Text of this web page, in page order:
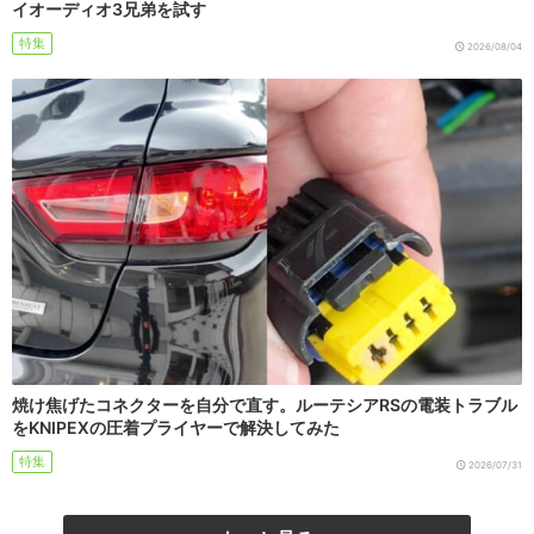
イオーディオ3兄弟を試す
特集 2026/08/04
焼け焦げたコネクターを自分で直す。ルーテシアRSの電装トラブル
をKNIPEXの圧着プライヤーで解決してみた
特集 2026/07/31